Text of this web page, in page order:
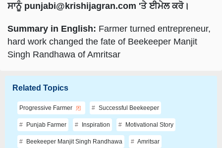
ਸਾਨੂੰ punjabi@krishijagran.com 'ਤੇ ਈਮੇਲ ਕਰੋ।
Summary in English: Farmer turned entrepreneur,
hard work changed the fate of Beekeeper Manjit
Singh Randhawa of Amritsar
Related Topics
Progressive Farmer Successful Beekeeper
Punjab Farmer Inspiration Motivational Story
Beekeeper Manjit Singh Randhawa Amritsar